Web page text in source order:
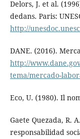
Delors, J. et al.
dedans. Paris:
http://
DANE. (2016).
http://
tema/mercado-
Eco, U. (1980). Il
Gaete Quezada, R.
responsabilidad